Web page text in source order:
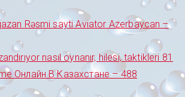
Rəsmi sayti Aviator Azerbaycan –
nasıl oynanır, hilesi, taktikleri 81
Онлайн В Казахстане – 488